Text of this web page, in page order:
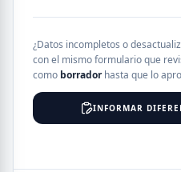
¿Datos incompletos o
con el mismo formulario que
como borradorhasta que lo
INFORMAR